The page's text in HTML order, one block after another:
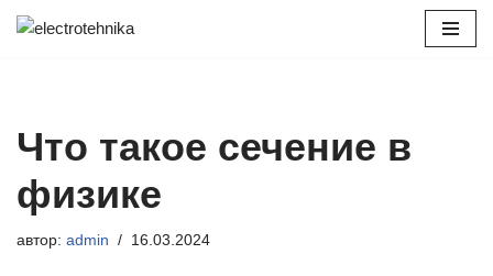
Что такое сечение в
физике
автор: admin 16.03.2024